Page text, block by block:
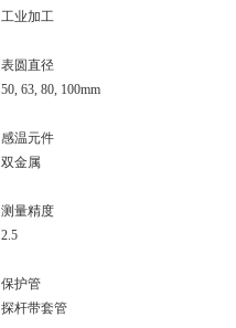
工业加工
表圆直径
50, 63, 80, 100mm
感温元件
双金属
测量精度
2.5
保护管
探杆带套管